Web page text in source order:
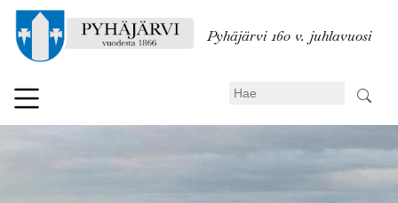
pääsisältöön
Pyhäjärvi 160 v. juhlavuosi
Search